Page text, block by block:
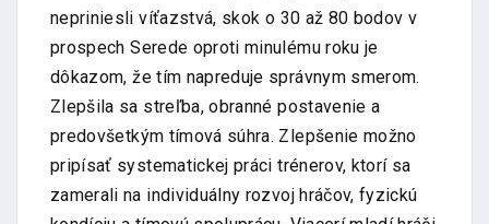
nepriniesli víťazstvá, skok o 30 až 80 bodov v
prospech Serede oproti minulému roku je
dôkazom, že tím napreduje správnym smerom.
Zlepšila sa streľba, obranné postavenie a
predovšetkým tímová súhra. Zlepšenie možno
pripísať systematickej práci trénerov, ktorí sa
zamerali na individuálny rozvoj hráčov, fyzickú